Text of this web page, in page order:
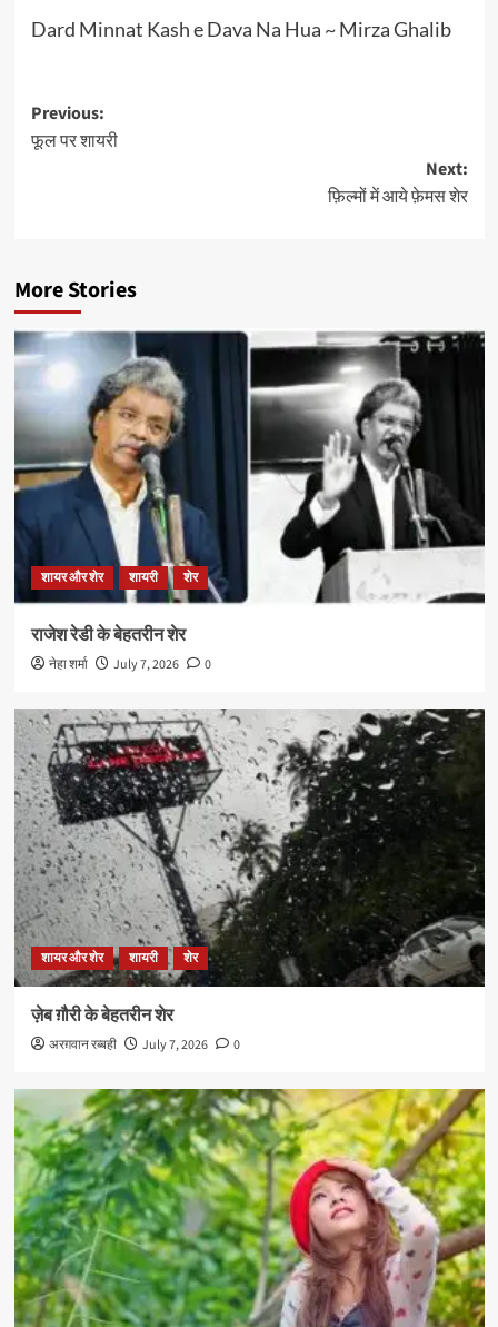
Dard Minnat Kash e Dava Na Hua ~ Mirza Ghalib
Post
navigation
Previous:
फूल पर शायरी
Next:
फ़िल्मों में आये फ़ेमस शेर
More Stories
शायर और शेर शायरी शेर
राजेश रेडी के बेहतरीन शेर
नेहा शर्मा July 7, 2026 0
शायर और शेर शायरी शेर
ज़ेब ग़ौरी के बेहतरीन शेर
अरग़वान रब्बही July 7, 2026 0